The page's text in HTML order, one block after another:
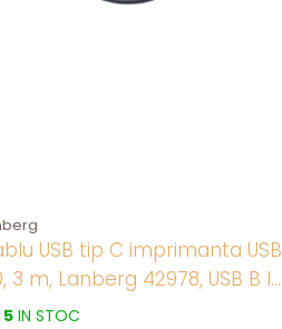
USB tip C imprimanta USB
3 m, Lanberg 42978, USB B la
C, negru
5 IN STOC